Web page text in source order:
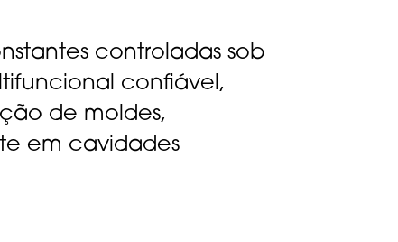
controladas sob
confiável,
de moldes,
em cavidades